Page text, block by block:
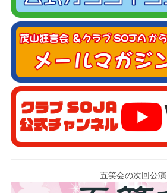
五笑会の次回公演